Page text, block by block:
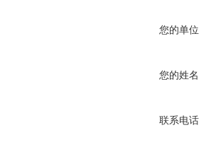
您的单位
您的姓名
联系电话